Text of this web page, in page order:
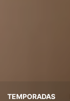
TEMPORADAS